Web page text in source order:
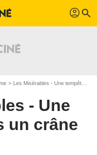
profil search
Les Misérables - Une tempête sous un crâne
- Une
un crâne